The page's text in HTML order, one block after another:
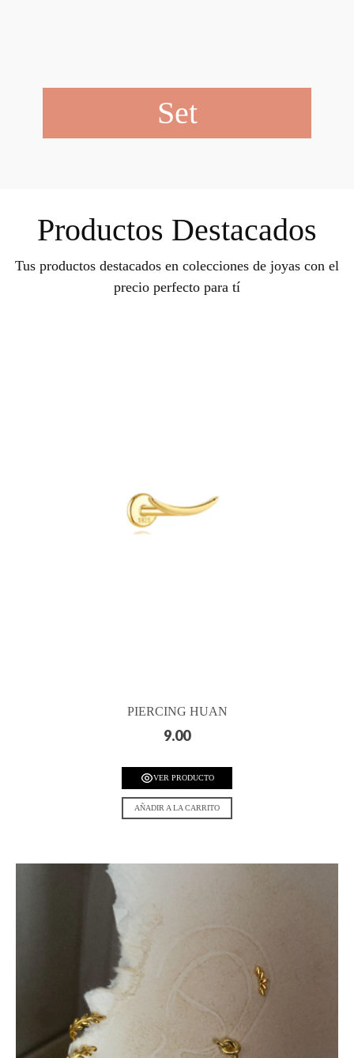
Set
Productos Destacados
Tus productos destacados en colecciones de joyas con el
precio perfecto para tí
PIERCING HUAN
9.00
VER PRODUCTO
AÑADIR A LA CARRITO